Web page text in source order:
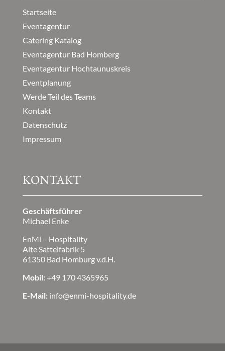
Startseite
Eventagentur
Catering Katalog
Eventagentur Bad Homberg
Eventagentur Hochtaunuskreis
Eventplanung
Werde Teil des Teams
Kontakt
Datenschutz
Impressum
KONTAKT
Geschäftsführer
Michael Enke
EnMi – Hospitality
Alte Sattelfabrik 5
61350 Bad Homburg v.d.H.
Mobil: +49 170 4365965
E-Mail: info@enmi-hospitality.de